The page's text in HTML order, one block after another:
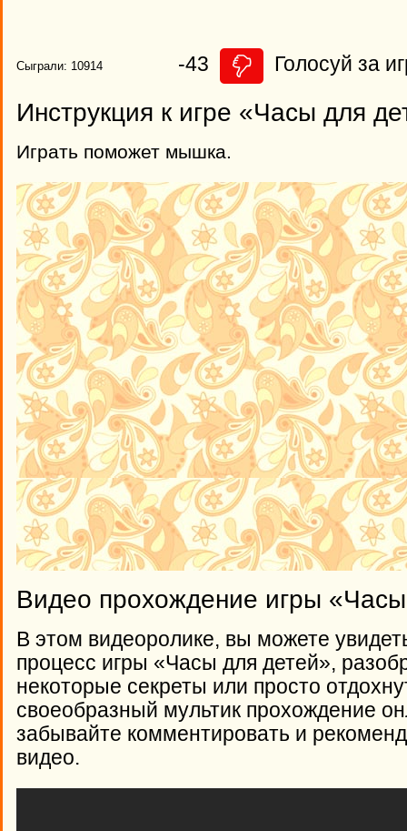
Сыграли: 10914 -43 Голосуй за
Инструкция к игре «Часы для
Играть поможет мышка.
Видео прохождение игры
В этом видеоролике, вы можете
процесс игры «Часы для детей»,
некоторые секреты или просто
своеобразный мультик прохождение
забывайте комментировать и
видео.